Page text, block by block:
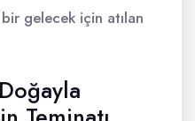
gelecek için atılan